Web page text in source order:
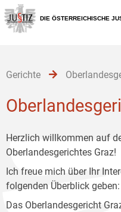
Zur
Hauptnavigation
[1]
Zum
Inhalt
[2]
Zum
Untermenü
[3]
DIE ÖSTERREICHISCHE
Gerichte
Herzlich willkommen auf
Oberlandesgerichtes Graz!
Ich freue mich über Ihr
folgenden Überblick geben:
Das Oberlandesgericht